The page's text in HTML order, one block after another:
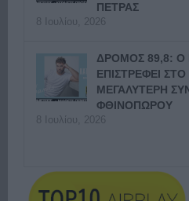
ΠΕΤΡΑΣ
8 Ιουλίου, 2026
ΔΡΟΜΟΣ 89,8: Ο
ΕΠΙΣΤΡΕΦΕΙ
ΜΕΓΑΛΥΤΕΡΗ
ΦΘΙΝΟΠΩΡΟΥ
8 Ιουλίου, 2026